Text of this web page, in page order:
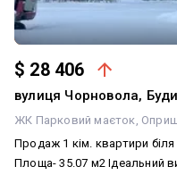
$ 28 406
вулиця Чорновола,
ЖК Парковий маєток
Продаж 1 кім. квартири
Площа- 35.07 м2 Ідеальний